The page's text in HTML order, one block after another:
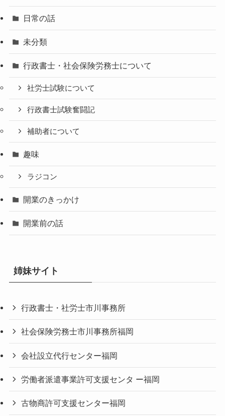
日常の話
未分類
行政書士・社会保険労務士について
社労士試験について
行政書士試験奮闘記
補助者について
趣味
ラジコン
開業のきっかけ
開業前の話
姉妹サイト
行政書士・社労士市川事務所
社会保険労務士市川事務所福岡
会社設立代行センター福岡
労働者派遣事業許可支援センタ ー福岡
古物商許可支援センター福岡